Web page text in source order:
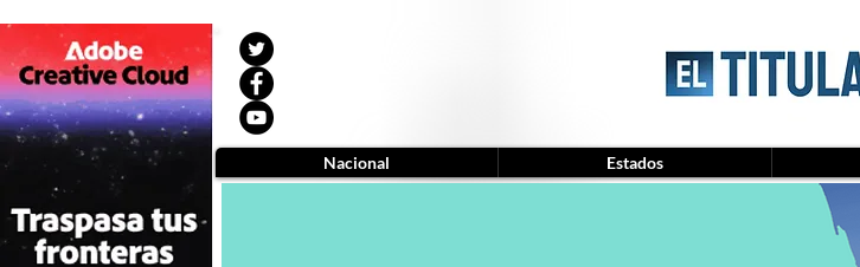
Nacional Estados